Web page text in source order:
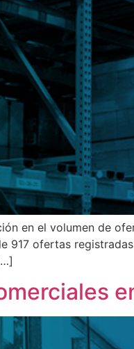
en el volumen de
917 ofertas